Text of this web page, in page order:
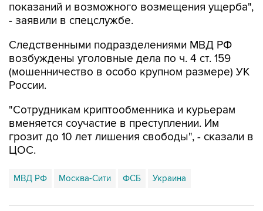
показаний и возможного возмещения ущерба",
- заявили в спецслужбе.
Следственными подразделениями МВД РФ
возбуждены уголовные дела по ч. 4 ст. 159
(мошенничество в особо крупном размере) УК
России.
"Сотрудникам криптообменника и курьерам
вменяется соучастие в преступлении. Им
грозит до 10 лет лишения свободы", - сказали в
ЦОС.
МВД РФ Москва-Сити ФСБ Украина